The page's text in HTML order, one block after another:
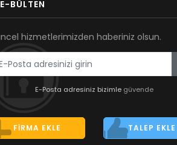
E-BÜLTEN
hizmetlerimizden haberiniz olsun.
E-Posta adresiniz bizimle güvende
FIRMA EKLE TALEP EKLE